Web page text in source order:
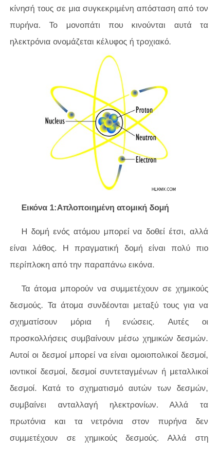
κίνησή τους σε μια συγκεκριμένη απόσταση από τον
πυρήνα. Το μονοπάτι που κινούνται αυτά τα
ηλεκτρόνια ονομάζεται κέλυφος ή τροχιακό.
Εικόνα 1:Απλοποιημένη ατομική δομή
Η δομή ενός ατόμου μπορεί να δοθεί έτσι, αλλά
είναι λάθος. Η πραγματική δομή είναι πολύ πιο
περίπλοκη από την παραπάνω εικόνα.
Τα άτομα μπορούν να συμμετέχουν σε χημικούς
δεσμούς. Τα άτομα συνδέονται μεταξύ τους για να
σχηματίσουν μόρια ή ενώσεις. Αυτές οι
προσκολλήσεις συμβαίνουν μέσω χημικών δεσμών.
Αυτοί οι δεσμοί μπορεί να είναι ομοιοπολικοί δεσμοί,
ιοντικοί δεσμοί, δεσμοί συντεταγμένων ή μεταλλικοί
δεσμοί. Κατά το σχηματισμό αυτών των δεσμών,
συμβαίνει ανταλλαγή ηλεκτρονίων. Αλλά τα
πρωτόνια και τα νετρόνια στον πυρήνα δεν
συμμετέχουν σε χημικούς δεσμούς. Αλλά στη